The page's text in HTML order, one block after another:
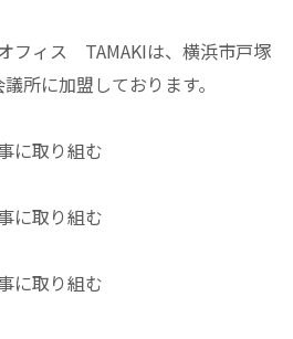
フィス TAMAKIは、横浜市戸塚
所に加盟しております。
に取り組む
に取り組む
に取り組む